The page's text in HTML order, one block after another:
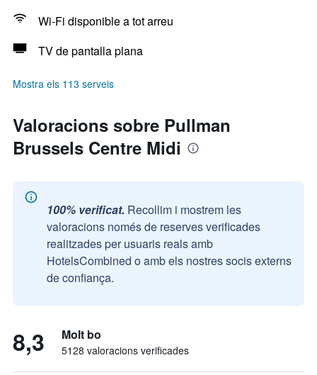
Wi-Fi disponible a tot arreu
TV de pantalla plana
Mostra els 113 serveis
Valoracions sobre Pullman
Brussels Centre Midi
100% verificat. Recollim i mostrem les
valoracions només de reserves verificades
realitzades per usuaris reals amb
HotelsCombined o amb els nostres socis externs
de confiança.
8,3 Molt bo
5128 valoracions verificades